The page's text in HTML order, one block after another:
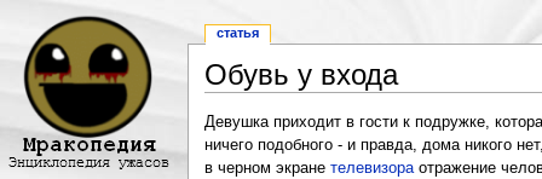
Обувь у входа
Девушка приходит в гости к подружке,
ничего подобного - и правда, дома никого
в черном экране телевизораотражение
статья